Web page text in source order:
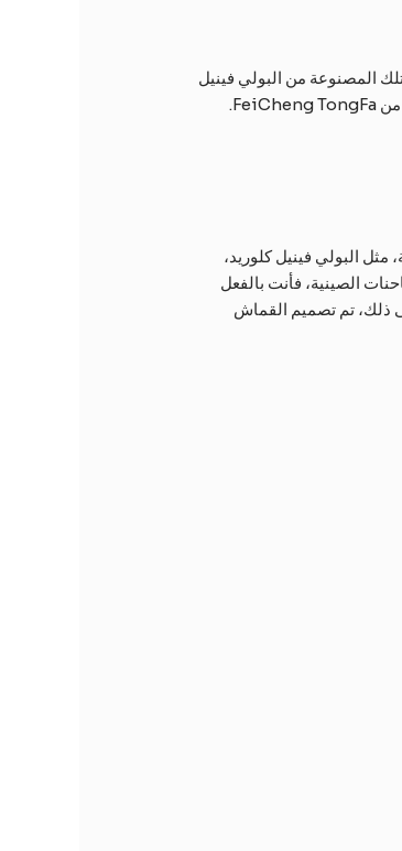
المصنوعة من البولي فينيل
كلوريد، معرضة للخطر. ومع ذلك، يمكن أن تمنع العناية المناسبة العفن والفطريات. إذا كنت بحاجة إلى أغطية الشاحنات، فيمكنك شراؤها من FeiCheng TongFa.
البولي فينيل كلوريد،
الصينية، فأنت بالفعل
ذلك، تم تصميم القماش